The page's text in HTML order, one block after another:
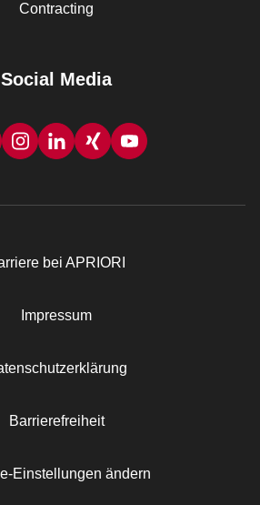
Contracting
Social Media
bei APRIORI
Impressum
Barrierefreiheit
Einstellungen ändern